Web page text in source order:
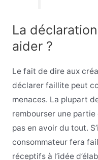
La
aider ?
Le fait de dire aux
déclarer faillite peut
menaces. La plupart
rembourser une
pas en avoir du tout.
consommateur fera
réceptifs à l’idée